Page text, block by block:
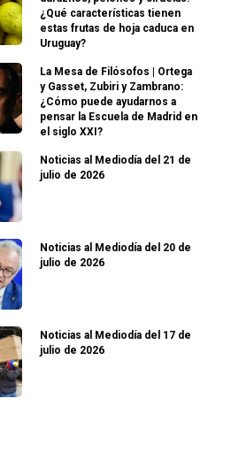
¿Qué características tienen
estas frutas de hoja caduca en
Uruguay?
La Mesa de Filósofos | Ortega
y Gasset, Zubiri y Zambrano:
¿Cómo puede ayudarnos a
pensar la Escuela de Madrid en
el siglo XXI?
Noticias al Mediodía del 21 de
julio de 2026
Noticias al Mediodía del 20 de
julio de 2026
Noticias al Mediodía del 17 de
julio de 2026